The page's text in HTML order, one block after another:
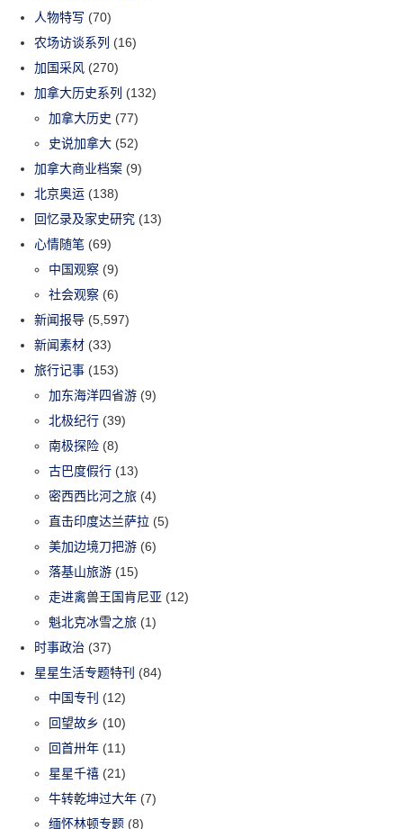
人物特写 (70)
农场访谈系列 (16)
加国采风 (270)
加拿大历史系列 (132)
加拿大历史 (77)
史说加拿大 (52)
加拿大商业档案 (9)
北京奥运 (138)
回忆录及家史研究 (13)
心情随笔 (69)
中国观察 (9)
社会观察 (6)
新闻报导 (5,597)
新闻素材 (33)
旅行记事 (153)
加东海洋四省游 (9)
北极纪行 (39)
南极探险 (8)
古巴度假行 (13)
密西西比河之旅 (4)
直击印度达兰萨拉 (5)
美加边境刀把游 (6)
落基山旅游 (15)
走进禽兽王国肯尼亚 (12)
魁北克冰雪之旅 (1)
时事政治 (37)
星星生活专题特刊 (84)
中国专刊 (12)
回望故乡 (10)
回首卅年 (11)
星星千禧 (21)
牛转乾坤过大年 (7)
缅怀林顿专题 (8)